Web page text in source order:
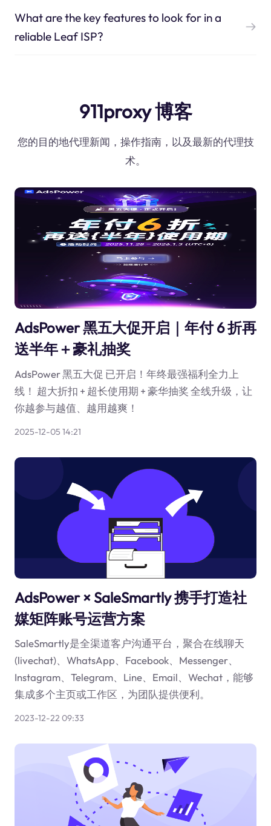
What are the key features to look for in a
reliable Leaf ISP?
911proxy 博客
您的目的地代理新闻，操作指南，以及最新的代理技
术。
AdsPower 黑五大促开启｜年付 6 折再
送半年＋豪礼抽奖
AdsPower 黑五大促 已开启！年终最强福利全力上
线！ 超大折扣 + 超长使用期 + 豪华抽奖 全线升级，让
你越参与越值、越用越爽！
2025-12-05 14:21
AdsPower × SaleSmartly 携手打造社
媒矩阵账号运营方案
SaleSmartly是全渠道客户沟通平台，聚合在线聊天
(livechat)、WhatsApp、Facebook、Messenger、
Instagram、Telegram、Line、Email、Wechat，能够
集成多个主页或工作区，为团队提供便利。
2023-12-22 09:33